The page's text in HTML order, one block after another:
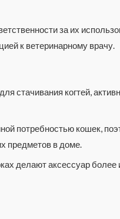
за их
к ветеринарному врачу.
стачивания когтей,
потребностью кошек,
предметов в доме.
делают аксессуар